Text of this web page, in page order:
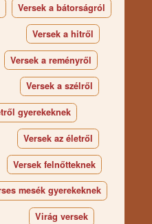
Versek a bátorságról
Versek a hitről
Versek a reményről
Versek a szélről
gyerekeknek
Versek az életről
Versek felnőtteknek
mesék gyerekeknek
Virág versek